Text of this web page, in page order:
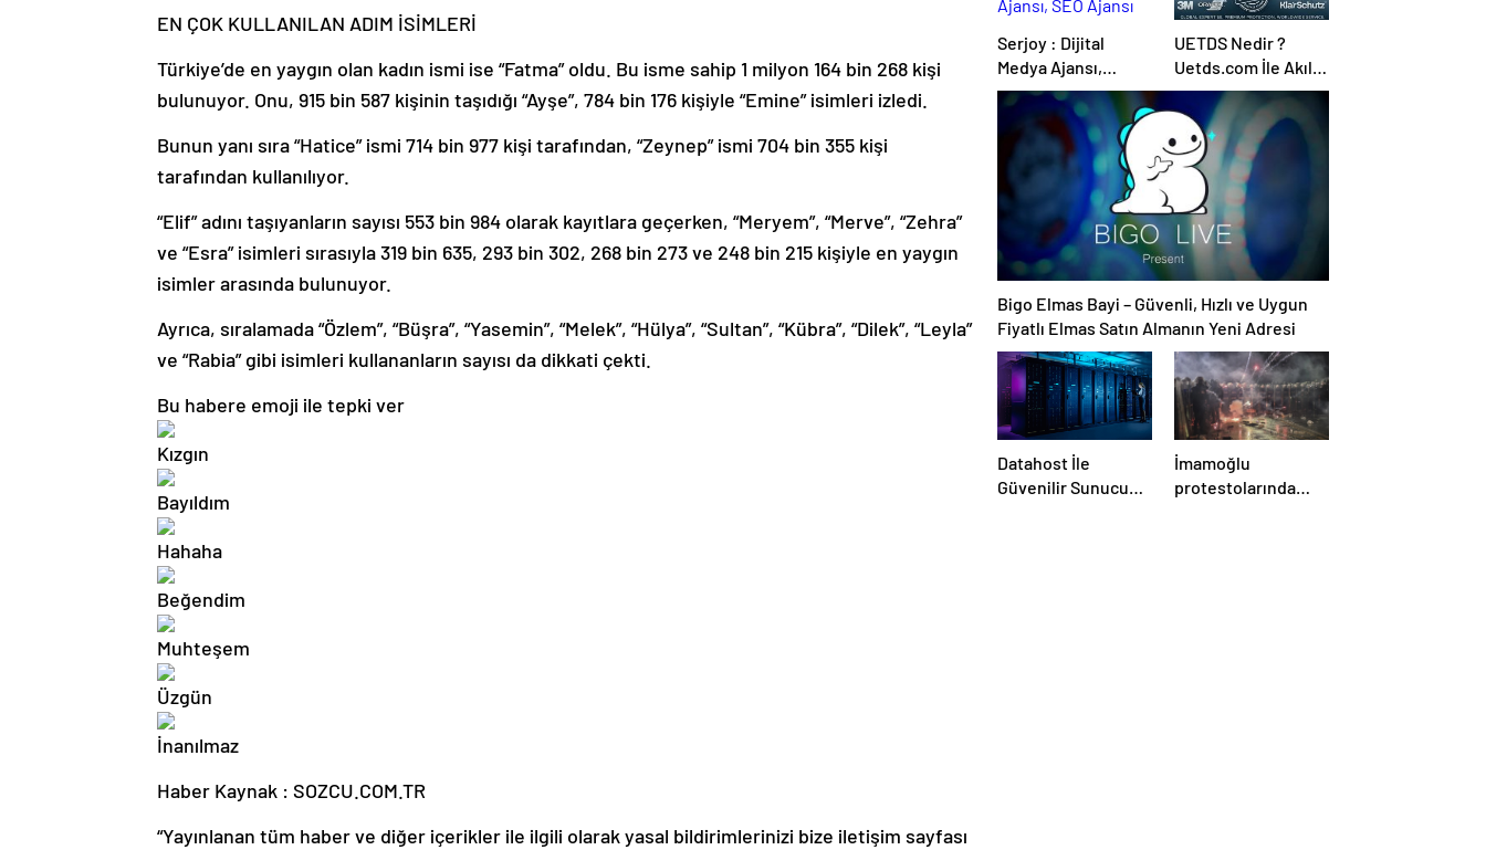
EN ÇOK KULLANILAN ADIM İSİMLERİ
Türkiye’de en yaygın olan kadın ismi ise “Fatma” oldu. Bu isme sahip 1 milyon 164 bin 268 kişi
bulunuyor. Onu, 915 bin 587 kişinin taşıdığı “Ayşe”, 784 bin 176 kişiyle “Emine” isimleri izledi.
Bunun yanı sıra “Hatice” ismi 714 bin 977 kişi tarafından, “Zeynep” ismi 704 bin 355 kişi
tarafından kullanılıyor.
“Elif” adını taşıyanların sayısı 553 bin 984 olarak kayıtlara geçerken, “Meryem”, “Merve”, “Zehra”
ve “Esra” isimleri sırasıyla 319 bin 635, 293 bin 302, 268 bin 273 ve 248 bin 215 kişiyle en yaygın
isimler arasında bulunuyor.
Ayrıca, sıralamada “Özlem”, “Büşra”, “Yasemin”, “Melek”, “Hülya”, “Sultan”, “Kübra”, “Dilek”, “Leyla”
ve “Rabia” gibi isimleri kullananların sayısı da dikkati çekti.
Bu habere emoji ile tepki ver
Haber Kaynak : SOZCU.COM.TR
“Yayınlanan tüm haber ve diğer içerikler ile ilgili olarak yasal bildirimlerinizi bize iletişim sayfası
Serjoy : Dijital
Medya Ajansı,
Google Reklam
Ajansı, SEO Ajansı
ve Web Tasarım
Ajansı
UETDS Nedir ?
Uetds.com İle Akıllı
Dijital Taşımacılık
Yazılımı
Bigo Elmas Bayi – Güvenli, Hızlı ve Uygun
Fiyatlı Elmas Satın Almanın Yeni Adresi
Datahost İle
Güvenilir Sunucu
İmamoğlu
protestolarında